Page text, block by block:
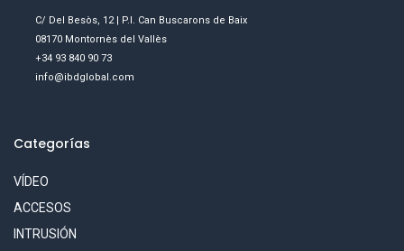
C/ Del Besòs, 12 | P.I. Can Buscarons de Baix
08170 Montornès del Vallès
+34 93 840 90 73
info@ibdglobal.com
Categorías
VÍDEO
ACCESOS
INTRUSIÓN